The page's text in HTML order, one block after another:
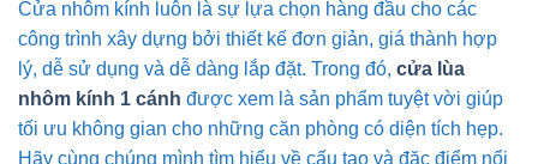
Cửa nhôm kính luôn là sự lựa chọn hàng đầu cho các
công trình xây dựng bởi thiết kế đơn giản, giá thành hợp
lý, dễ sử dụng và dễ dàng lắp đặt. Trong đó, cửa lùa
nhôm kính 1 cánh được xem là sản phẩm tuyệt vời giúp
tối ưu không gian cho những căn phòng có diện tích hẹp.
Hãy cùng chúng mình tìm hiểu về cấu tạo và đặc điểm nổi